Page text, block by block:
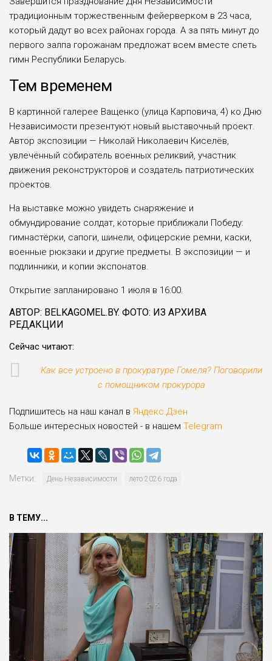
традиционным торжественным фейерверком в 23 часа,
который дадут во всех районах города. А за пять минут до
первого залпа горожанам предложат всем вместе спеть
гимн Республики Беларусь.
Тем временем
В картинной галерее Ващенко (улица Карповича, 4) ко Дню
Независимости презентуют новый выставочный проект.
Автор экспозиции — Николай Николаевич Киселёв,
увлечённый собиратель военных реликвий, участник
движения реконструкторов и создатель патриотических
проектов.
На выставке можно увидеть снаряжение и
обмундирование солдат, которые приближали Победу:
гимнастёрки, сапоги, шинели, офицерские ремни, каски,
военные рюкзаки и другие предметы. В экспозиции — и
подлинники, и копии экспонатов.
Открытие запланировано 1 июля в 16:00.
АВТОР: BELKAGOMEL.BY. ФОТО: ИЗ АРХИВА
РЕДАКЦИИ
Сейчас читают:
Как все устроено в прокуратуре Гомеля? Поговорили
с помощником прокурора
Подпишитесь на наш канал в Яндекс.Дзен
Больше интересных новостей - в нашем Telegram
Метки: День Независимости лето 2026 года
В ТЕМУ...